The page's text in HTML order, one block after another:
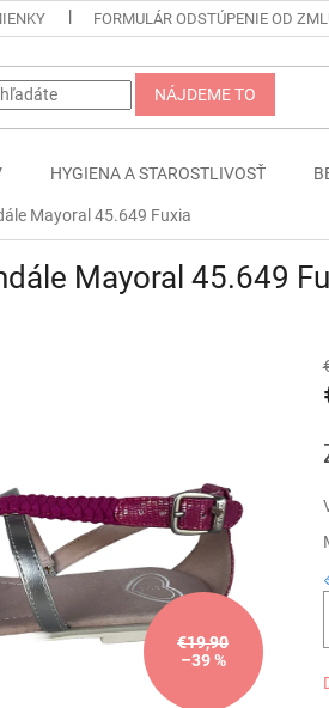
FORMULÁR ODSTÚPENIE OD
NÁJDEME TO
HYGIENA A STAROSTLIVOSŤ
Mayoral 45.649 Fuxia
Mayoral 45.649
€19,90
–39 %